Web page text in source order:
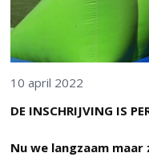
10 april 2022
DE INSCHRIJVING IS
Nu we langzaam